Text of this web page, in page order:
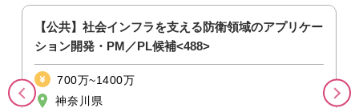
【公共】社会インフラを支える防衛領域のアプリケー
ション開発・PM／PL候補<488>
700万~1400万
神奈川県